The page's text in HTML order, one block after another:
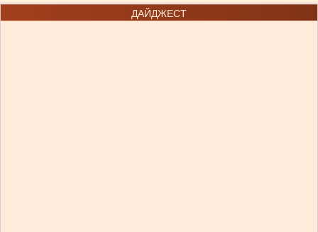
ДАЙДЖЕСТ